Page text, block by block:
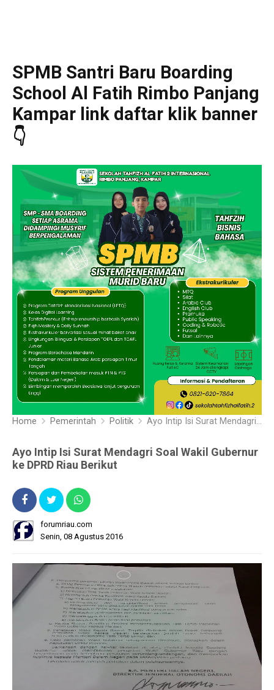
SPMB Santri Baru Boarding
School Al Fatih Rimbo Panjang
Kampar link daftar klik banner
👇
Home Pemerintah Politik Ayo Intip Isi Surat Mendagri Soal Wakil Gubernur ke DPRD Riau Berikut
Ayo Intip Isi Surat Mendagri Soal Wakil Gubernur
ke DPRD Riau Berikut
forumriau.com
Senin, 08 Agustus 2016